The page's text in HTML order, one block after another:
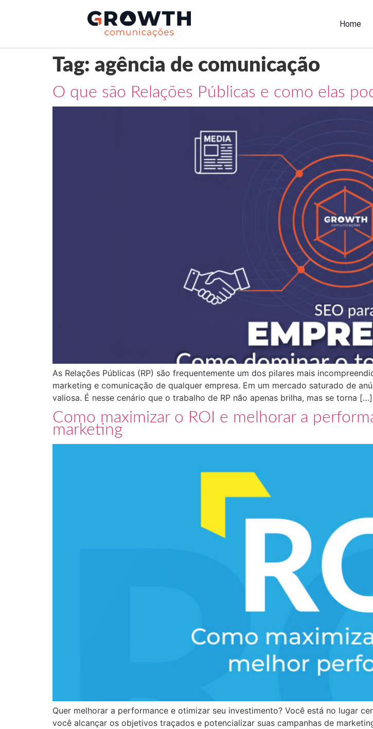
Home
Tag: agência de comunicação
O que são Relações Públicas e como elas
As Relações Públicas (RP) são frequentemente um dos pilares mais
marketing e comunicação de qualquer empresa. Em um mercado saturado de
valiosa. É nesse cenário que o trabalho de RP não apenas brilha, mas se torna […]
Como maximizar o ROI e melhorar a
marketing
Quer melhorar a performance e otimizar seu investimento? Você está no lugar
você alcançar os objetivos traçados e potencializar suas campanhas de